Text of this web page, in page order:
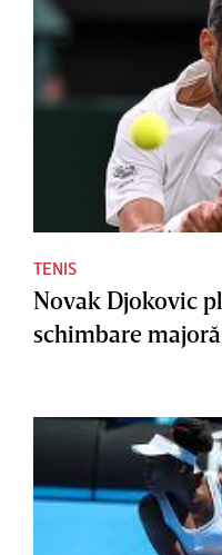
TENIS
Novak Djokovic
schimbare